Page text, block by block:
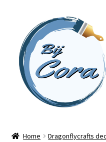
naar
navigatie
inhoud
Home
Dragonflycrafts